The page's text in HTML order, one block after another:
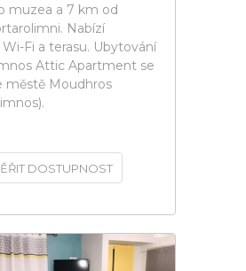
muzea a 7 km od
Nabízí
Fi a terasu. Ubytování
Attic Apartment se
městě Moudhros
DOSTUPNOST